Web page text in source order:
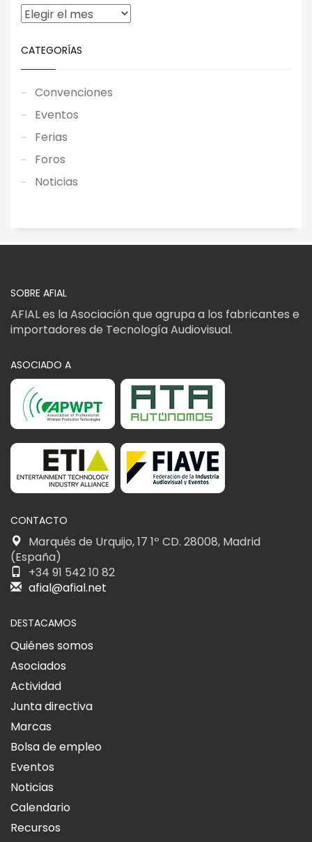
CATEGORÍAS
Convenciones
Eventos
Ferias
Foros
Noticias
SOBRE AFIAL
AFIAL es la Asociación que agrupa a los fabricantes e
importadores de Tecnología Audiovisual.
ASOCIADO A
CONTACTO
Marqués de Urquijo, 17 1º CD. 28008, Madrid
(España)
+34 91 542 10 82
afial@afial.net
DESTACAMOS
Quiénes somos
Asociados
Actividad
Junta directiva
Marcas
Bolsa de empleo
Eventos
Noticias
Calendario
Recursos